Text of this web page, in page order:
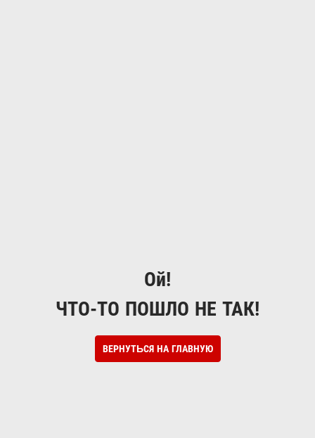
Ой!
ЧТО-ТО ПОШЛО НЕ ТАК!
ВЕРНУТЬСЯ НА ГЛАВНУЮ